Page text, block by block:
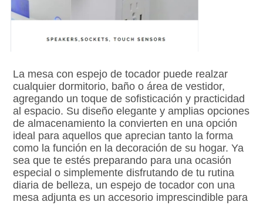
La mesa con espejo de tocador puede realzar
cualquier dormitorio, baño o área de vestidor,
agregando un toque de sofisticación y practicidad
al espacio. Su diseño elegante y amplias opciones
de almacenamiento la convierten en una opción
ideal para aquellos que aprecian tanto la forma
como la función en la decoración de su hogar. Ya
sea que te estés preparando para una ocasión
especial o simplemente disfrutando de tu rutina
diaria de belleza, un espejo de tocador con una
mesa adjunta es un accesorio imprescindible para